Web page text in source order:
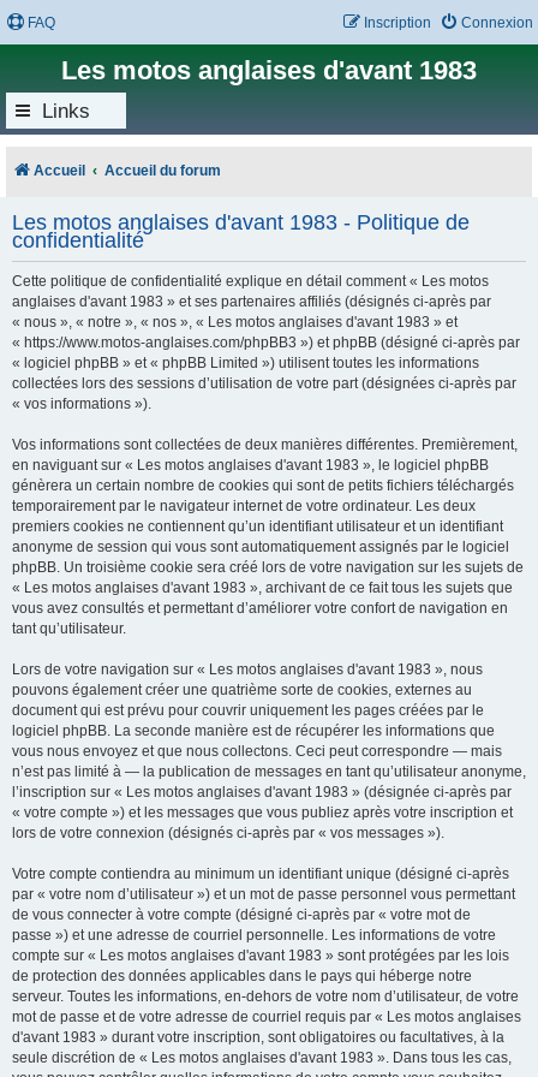
FAQ Connexion
Inscription
Les motos anglaises d'avant 1983
Links
Accueil Accueil du forum
Les motos anglaises d'avant 1983 - Politique de
confidentialité
Cette politique de confidentialité explique en détail comment « Les motos
anglaises d'avant 1983 » et ses partenaires affiliés (désignés ci-après par
« nous », « notre », « nos », « Les motos anglaises d'avant 1983 » et
« https://www.motos-anglaises.com/phpBB3 ») et phpBB (désigné ci-après par
« logiciel phpBB » et « phpBB Limited ») utilisent toutes les informations
collectées lors des sessions d’utilisation de votre part (désignées ci-après par
« vos informations »).
Vos informations sont collectées de deux manières différentes. Premièrement,
en naviguant sur « Les motos anglaises d'avant 1983 », le logiciel phpBB
génèrera un certain nombre de cookies qui sont de petits fichiers téléchargés
temporairement par le navigateur internet de votre ordinateur. Les deux
premiers cookies ne contiennent qu’un identifiant utilisateur et un identifiant
anonyme de session qui vous sont automatiquement assignés par le logiciel
phpBB. Un troisième cookie sera créé lors de votre navigation sur les sujets de
« Les motos anglaises d'avant 1983 », archivant de ce fait tous les sujets que
vous avez consultés et permettant d’améliorer votre confort de navigation en
tant qu’utilisateur.
Lors de votre navigation sur « Les motos anglaises d'avant 1983 », nous
pouvons également créer une quatrième sorte de cookies, externes au
document qui est prévu pour couvrir uniquement les pages créées par le
logiciel phpBB. La seconde manière est de récupérer les informations que
vous nous envoyez et que nous collectons. Ceci peut correspondre — mais
n’est pas limité à — la publication de messages en tant qu’utilisateur anonyme,
l’inscription sur « Les motos anglaises d'avant 1983 » (désignée ci-après par
« votre compte ») et les messages que vous publiez après votre inscription et
lors de votre connexion (désignés ci-après par « vos messages »).
Votre compte contiendra au minimum un identifiant unique (désigné ci-après
par « votre nom d’utilisateur ») et un mot de passe personnel vous permettant
de vous connecter à votre compte (désigné ci-après par « votre mot de
passe ») et une adresse de courriel personnelle. Les informations de votre
compte sur « Les motos anglaises d'avant 1983 » sont protégées par les lois
de protection des données applicables dans le pays qui héberge notre
serveur. Toutes les informations, en-dehors de votre nom d’utilisateur, de votre
mot de passe et de votre adresse de courriel requis par « Les motos anglaises
d'avant 1983 » durant votre inscription, sont obligatoires ou facultatives, à la
seule discrétion de « Les motos anglaises d'avant 1983 ». Dans tous les cas,